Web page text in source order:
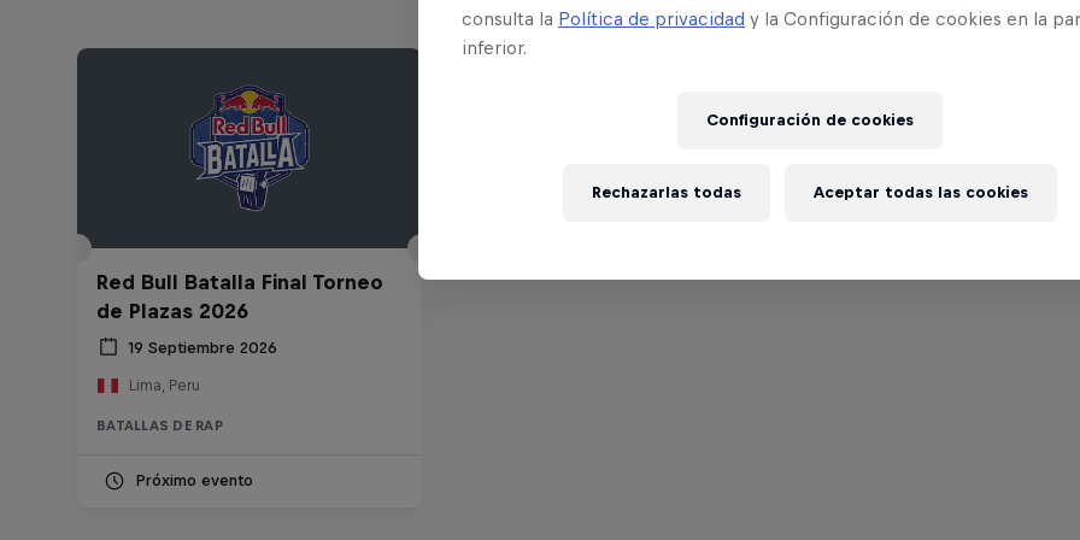
Red Bull Batalla Final Torneo
de Plazas 2026
19 Septiembre 2026
Lima, Peru
BATALLAS DE RAP
Próximo evento
consulta la Política de privacidad y la Configuración de cookies en la
inferior.
Configuración de cookies
Rechazarlas todas Aceptar todas las cookies